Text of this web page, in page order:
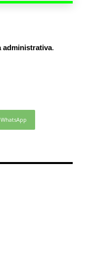
administrativa.
WhatsApp